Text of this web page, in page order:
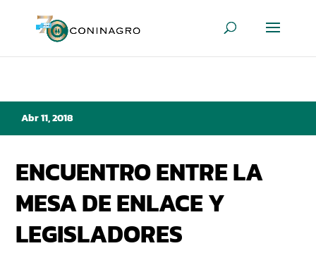
Abr 11, 2018
ENCUENTRO ENTRE LA
MESA DE ENLACE Y
LEGISLADORES